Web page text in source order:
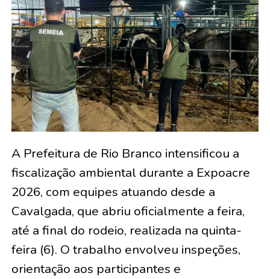
A Prefeitura de Rio Branco intensificou a
fiscalização ambiental durante a Expoacre
2026, com equipes atuando desde a
Cavalgada, que abriu oficialmente a feira,
até a final do rodeio, realizada na quinta-
feira (6). O trabalho envolveu inspeções,
orientação aos participantes e